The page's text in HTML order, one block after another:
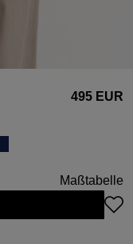
495 EUR
Maßtabelle